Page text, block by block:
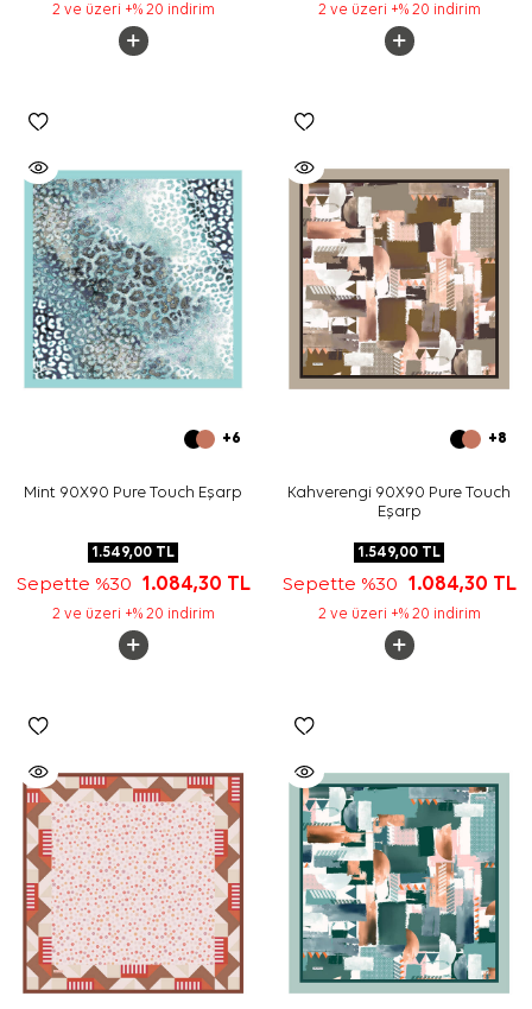
2 ve üzeri +% 20 indirim 2 ve üzeri +% 20 indirim
+6
Mint 90X90 Pure Touch Eşarp
1.549,00 TL
Sepette %30 1.084,30 TL
2 ve üzeri +% 20 indirim
+8
Kahverengi 90X90 Pure Touch
Eşarp
1.549,00 TL
Sepette %30 1.084,30 TL
2 ve üzeri +% 20 indirim